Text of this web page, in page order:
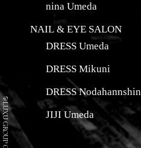
nina Umeda
NAIL & EYE SALON
DRESS Umeda
DRESS Mikuni
DRESS Nodahannshin
JIJI Umeda
©LUXU GROUP Co.